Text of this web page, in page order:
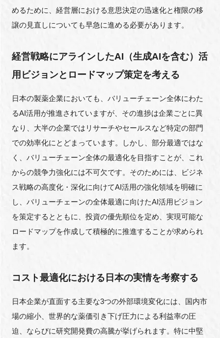
めるために、経営層における意思決定の迅速化と権限の移
譲の見直しについても早急に進める必要があります。
経営戦略にアラインしたAI（生成AIを含む）活
用ビジョンとロードマップ策定を考える
日本の製薬企業においても、バリューチェーン全体にわた
るAI活用が推進されていますが、その進捗は企業ごとに異
なり、大半の企業ではリサーチやセールスなど特定の部門
での効率化にとどまっています。しかし、部分最適ではな
く、バリューチェーン全体の最適化を目指すことが、これ
からの競争力強化には不可欠です。そのためには、ビジネ
ス戦略の高度化・深化に向けてAI活用の強化領域を明確に
し、バリューチェーンの全体最適に向けたAI活用ビジョン
を策定するとともに、投資の優先順位を定め、実現可能な
ロードマップを作成して積極的に推進することが求められ
ます。
コスト最適化における日本の実情を考察する
日本企業が直面する主要な3つの外部環境変化には、国内市
場の縮小、世界的な薬価引き下げ圧力による利益率の圧
迫、ならびに研究開発費の高騰が挙げられます。特に中堅